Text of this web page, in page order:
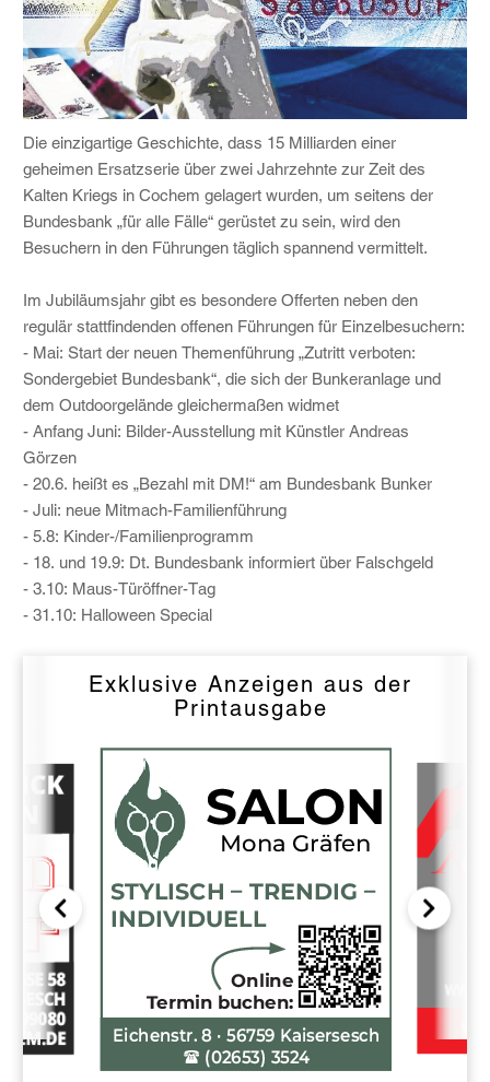
Die einzigartige Geschichte, dass 15 Milliarden einer
geheimen Ersatzserie über zwei Jahrzehnte zur Zeit des
Kalten Kriegs in Cochem gelagert wurden, um seitens der
Bundesbank „für alle Fälle“ gerüstet zu sein, wird den
Besuchern in den Führungen täglich spannend vermittelt.
Im Jubiläumsjahr gibt es besondere Offerten neben den
regulär stattfindenden offenen Führungen für Einzelbesuchern:
- Mai: Start der neuen Themenführung „Zutritt verboten:
Sondergebiet Bundesbank“, die sich der Bunkeranlage und
dem Outdoorgelände gleichermaßen widmet
- Anfang Juni: Bilder-Ausstellung mit Künstler Andreas
Görzen
- 20.6. heißt es „Bezahl mit DM!“ am Bundesbank Bunker
- Juli: neue Mitmach-Familienführung
- 5.8: Kinder-/Familienprogramm
- 18. und 19.9: Dt. Bundesbank informiert über Falschgeld
- 3.10: Maus-Türöffner-Tag
- 31.10: Halloween Special
Exklusive Anzeigen aus der
Printausgabe